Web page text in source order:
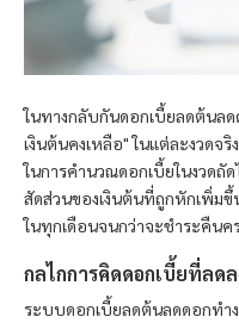
ในทางกลับกันดอกเบี้ยลดต้นล
เงินต้นคงเหลือ" ในแต่ละงวดจ
ในการคำนวณดอกเบี้ยในงวดถั
สัดส่วนของเงินต้นที่ถูกหักเพิ่มขึ้
ในทุกเดือนจนกว่าจะชำระคืนค
กลไกการคิดดอกเบี้ยที่ลด
ระบบดอกเบี้ยลดต้นลดดอกทำ